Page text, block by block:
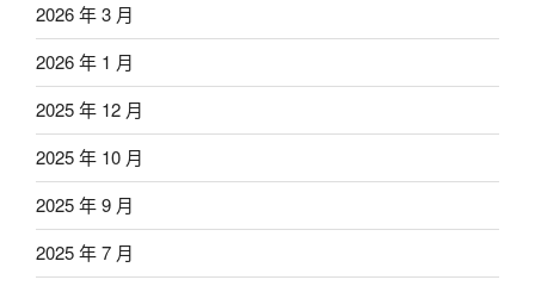
2026 年 3 月
2026 年 1 月
2025 年 12 月
2025 年 10 月
2025 年 9 月
2025 年 7 月